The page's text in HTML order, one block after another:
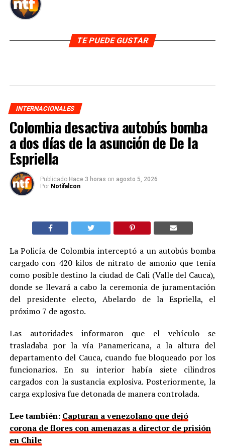
TE PUEDE GUSTAR
INTERNACIONALES
Colombia desactiva autobús bomba
a dos días de la asunción de De la
Espriella
Publicado Hace 3 horas on agosto 5, 2026
Por Notifalcon
La Policía de Colombia interceptó a un autobús bomba
cargado con 420 kilos de nitrato de amonio que tenía
como posible destino la ciudad de Cali (Valle del Cauca),
donde se llevará a cabo la ceremonia de juramentación
del presidente electo, Abelardo de la Espriella, el
próximo 7 de agosto.
Las autoridades informaron que el vehículo se
trasladaba por la vía Panamericana, a la altura del
departamento del Cauca, cuando fue bloqueado por los
funcionarios. En su interior había siete cilindros
cargados con la sustancia explosiva. Posteriormente, la
carga explosiva fue detonada de manera controlada.
Lee también: Capturan a venezolano que dejó
corona de flores con amenazas a director de prisión
en Chile